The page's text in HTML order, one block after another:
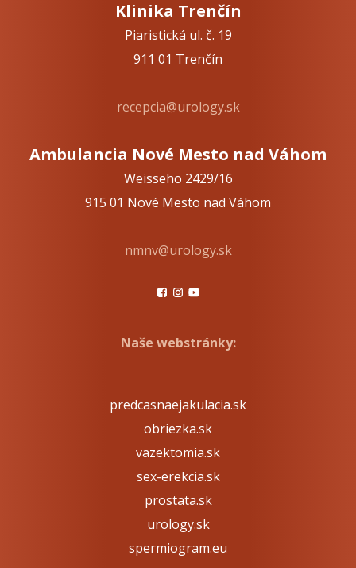
Klinika Trenčín
Piaristická ul. č. 19
911 01 Trenčín
recepcia@urology.sk
Ambulancia Nové Mesto nad Váhom
Weisseho 2429/16
915 01 Nové Mesto nad Váhom
nmnv@urology.sk
Naše webstránky:
predcasnaejakulacia.sk
obriezka.sk
vazektomia.sk
sex-erekcia.sk
prostata.sk
urology.sk
spermiogram.eu